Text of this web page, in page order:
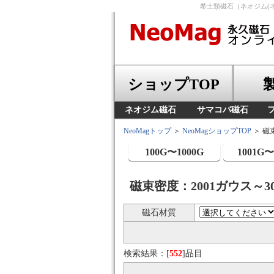
希土類磁石（ネオジム(
ショップTOP
ネオジム磁石 サマコバ磁石
NeoMagトップ＞ NeoMagショップTOP ＞ 磁
100G〜1000G 1001G
磁束密度：2001ガウス～
磁石材質
検索結果：[552]品目